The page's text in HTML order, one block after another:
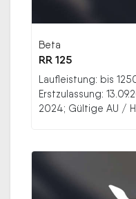
Beta
RR 125
Laufleistung: bis
Erstzulassung:
2024; Gültige AU /